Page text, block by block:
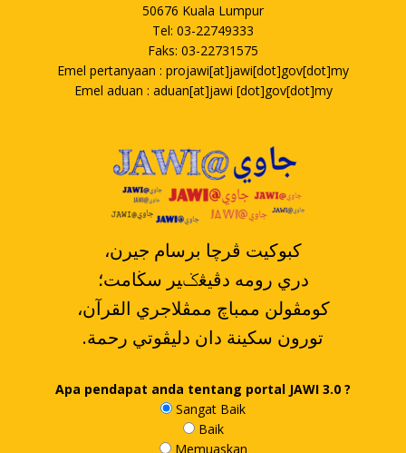
50676 Kuala Lumpur
Tel: 03-22749333
Faks: 03-22731575
Emel pertanyaan : projawi[at]jawi[dot]gov[dot]my
Emel aduan : aduan[at]jawi [dot]gov[dot]my
،کبوکيت ڤرچا برسام جيرن
دري رومه دڤيڠݢير سڬامت؛
،کومڤولن ممباچ ممڤلاجري القرآن
.تورون سکينة دان دليڤوتي رحمة
Apa pendapat anda tentang portal JAWI 3.0 ?
Sangat Baik
Baik
Memuaskan